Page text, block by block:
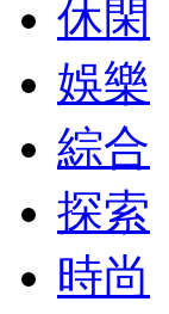
休閑
娛樂
綜合
探索
時尚